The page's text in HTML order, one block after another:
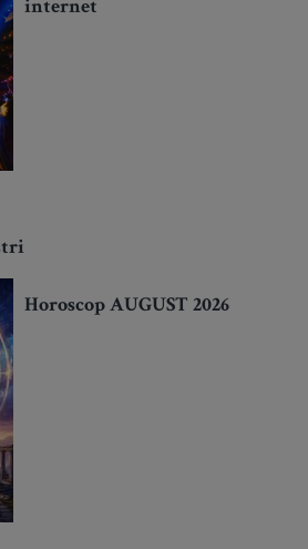
internet
Horoscop AUGUST 2026